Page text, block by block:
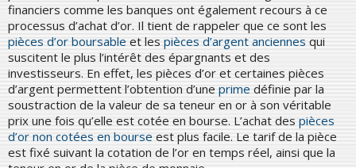
financiers comme les banques ont également recours à ce
processus d’achat d’or. Il tient de rappeler que ce sont les
pièces d’or boursable et les pièces d’argent anciennes qui
suscitent le plus l’intérêt des épargnants et des
investisseurs. En effet, les pièces d’or et certaines pièces
d’argent permettent l’obtention d’une prime définie par la
soustraction de la valeur de sa teneur en or à son véritable
prix une fois qu’elle est cotée en bourse. L’achat des pièces
d’or non cotées en bourse est plus facile. Le tarif de la pièce
est fixé suivant la cotation de l’or en temps réel, ainsi que la